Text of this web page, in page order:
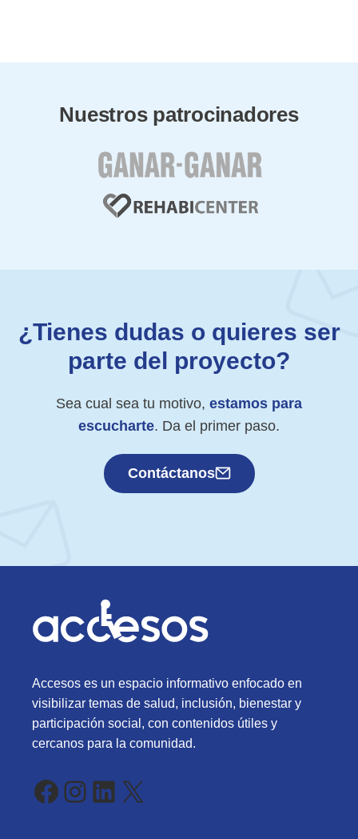
Nuestros patrocinadores
¿Tienes dudas o quieres ser
parte del proyecto?
Sea cual sea tu motivo, estamos para
escucharte. Da el primer paso.
Contáctanos
Accesos es un espacio informativo enfocado en
visibilizar temas de salud, inclusión, bienestar y
participación social, con contenidos útiles y
cercanos para la comunidad.
Facebook
Instagram
LinkedIn
X